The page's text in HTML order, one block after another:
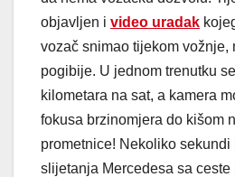
objavljen i video uradak
vozač snimao tijekom vožnje,
pogibije. U jednom trenutku
kilometara na sat, a kamera
fokusa brzinomjera do kišom
prometnice! Nekoliko
slijetanja Mercedesa sa